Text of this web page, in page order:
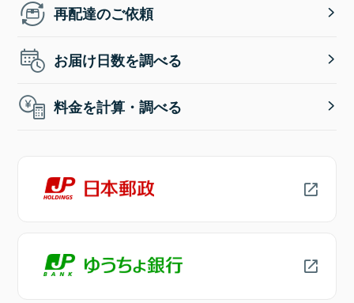
再配達のご依頼
お届け日数を調べる
料金を計算・調べる